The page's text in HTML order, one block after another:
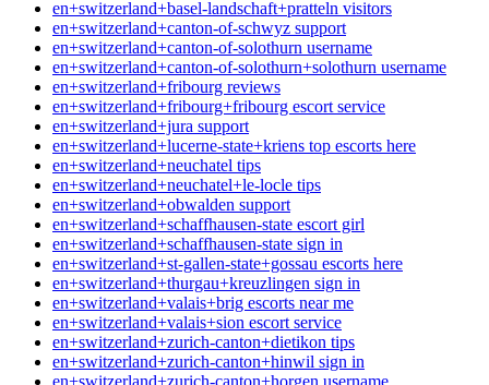
en+switzerland+basel-landschaft+pratteln visitors
en+switzerland+canton-of-schwyz support
en+switzerland+canton-of-solothurn username
en+switzerland+canton-of-solothurn+solothurn username
en+switzerland+fribourg reviews
en+switzerland+fribourg+fribourg escort service
en+switzerland+jura support
en+switzerland+lucerne-state+kriens top escorts here
en+switzerland+neuchatel tips
en+switzerland+neuchatel+le-locle tips
en+switzerland+obwalden support
en+switzerland+schaffhausen-state escort girl
en+switzerland+schaffhausen-state sign in
en+switzerland+st-gallen-state+gossau escorts here
en+switzerland+thurgau+kreuzlingen sign in
en+switzerland+valais+brig escorts near me
en+switzerland+valais+sion escort service
en+switzerland+zurich-canton+dietikon tips
en+switzerland+zurich-canton+hinwil sign in